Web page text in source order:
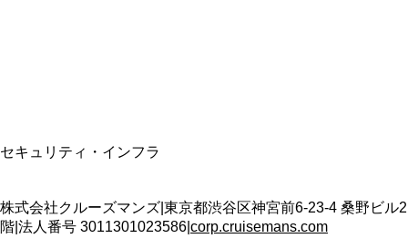
セキュリティ・インフラ
株式会社クルーズマンズ 東京都渋谷区神宮前6-23-4 桑野ビル2
階 法人番号 3011301023586 corp.cruisemans.com